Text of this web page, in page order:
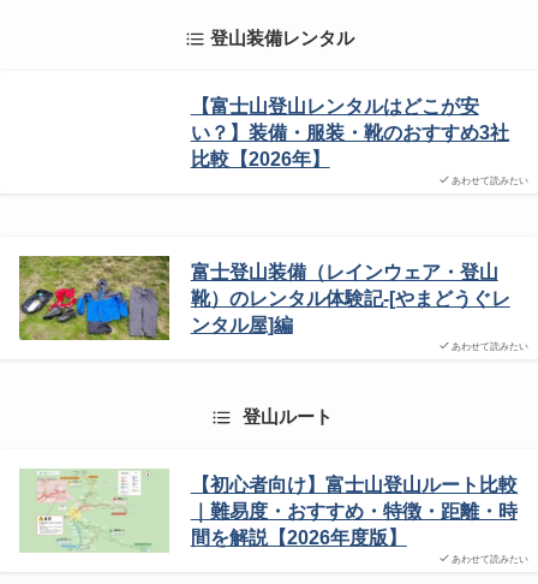
登山装備レンタル
あわせて読みたい
【富士山登山レンタルはどこが安
い？】装備・服装・靴のおすすめ3社
比較【2026年】
あわせて読みたい
富士登山装備（レインウェア・登山
靴）のレンタル体験記-[やまどうぐレ
ンタル屋]編
登山ルート
あわせて読みたい
【初心者向け】富士山登山ルート比較
｜難易度・おすすめ・特徴・距離・時
間を解説【2026年度版】